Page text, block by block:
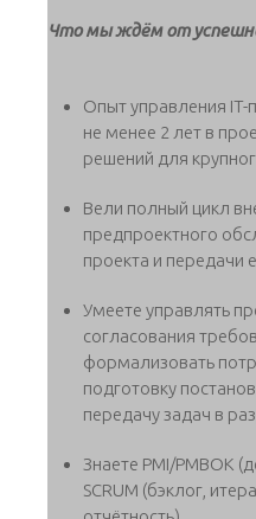
Что мы ждём от
Опыт управления IT-
не менее 2 лет в
решений для
Вели полный цикл
предпроектного
проекта и передачи
Умеете управлять
согласования
формализовать
подготовку
передачу задач в
Знаете PMI/PMBOK
SCRUM (бэклог,